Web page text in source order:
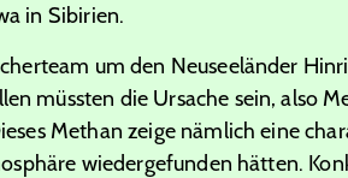
in Sibirien.
um den Neuseeländer
müssten die Ursache sein, also
Methan zeige nämlich eine
wiedergefunden hätten.